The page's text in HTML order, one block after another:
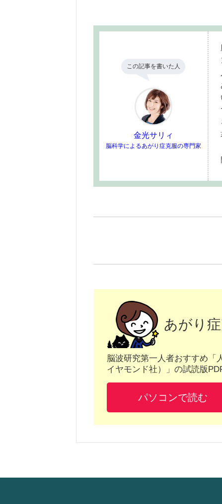
この記事を書いた人
金光サリィ
脳科学によるあがり症克服の専門家
あがり
脳波研究第一人者おすすめ「
イヤモンド社）」の試読版
パソコンで読む